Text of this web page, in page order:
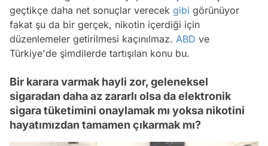
geçtikçe daha net sonuçlar verecek gibi görünüyor
fakat şu da bir gerçek, nikotin içerdiği için
düzenlemeler getirilmesi kaçınılmaz. ABD ve
Türkiye'de şimdilerde tartışılan konu bu.
Bir karara varmak hayli zor, geleneksel
sigaradan daha az zararlı olsa da elektronik
sigara tüketimini onaylamak mı yoksa nikotini
hayatımızdan tamamen çıkarmak mı?